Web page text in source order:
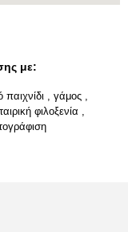
με:
παιχνίδι γάμος
φιλοξενία